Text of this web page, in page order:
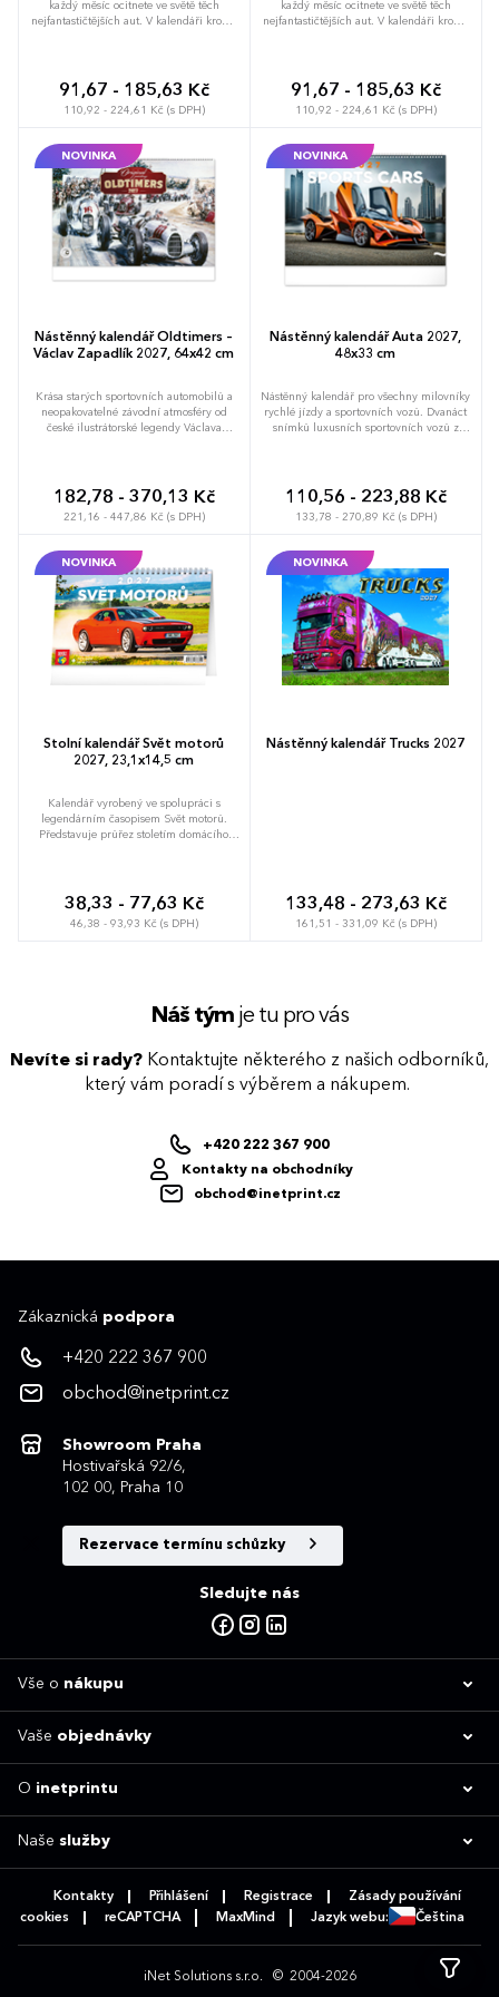
každý měsíc ocitnete ve světě těch
nejfantastičtějších aut. V kalendáři kromě
prostor pro poznámky na každý den.
91,67 - 185,63 Kč
110,92 - 224,61 Kč (s DPH)
každý měsíc ocitnete ve světě těch
nejfantastičtějších aut. V kalendáři kromě
prostor pro poznámky na každý den.
91,67 - 185,63 Kč
110,92 - 224,61 Kč (s DPH)
NOVINKA
Nástěnný kalendář Oldtimers –
Václav Zapadlík 2027, 64x42 cm
Krása starých sportovních automobilů a
neopakovatelné závodní atmosféry od
české ilustrátorské legendy Václava
182,78 - 370,13 Kč
221,16 - 447,86 Kč (s DPH)
NOVINKA
Nástěnný kalendář Auta 2027,
48x33 cm
Nástěnný kalendář pro všechny milovníky
rychlé jízdy a sportovních vozů. Dvanáct
snímků luxusních sportovních vozů z
černém pozadí.
110,56 - 223,88 Kč
133,78 - 270,89 Kč (s DPH)
NOVINKA
Stolní kalendář Svět motorů
2027, 23,1x14,5 cm
Kalendář vyrobený ve spolupráci s
legendárním časopisem Svět motorů.
Představuje průřez stoletím domácího
38,33 - 77,63 Kč
46,38 - 93,93 Kč (s DPH)
NOVINKA
Nástěnný kalendář Trucks 2027
133,48 - 273,63 Kč
161,51 - 331,09 Kč (s DPH)
Náš týmje tu pro vás
Nevíte si rady? Kontaktujte některého z našich odborníků,
který vám poradí s výběrem a nákupem.
+420 222 367 900
Kontakty na obchodníky
obchod@inetprint.cz
Zákaznická podpora
+420 222 367 900
obchod@inetprint.cz
Showroom Praha
Hostivařská 92/6,
102 00, Praha 10
Rezervace termínu schůzky
Sledujte nás
Vše o nákupu
Vaše objednávky
O inetprintu
Naše služby
Kontakty Přihlášení Registrace
Zásady používání
cookies
reCAPTCHA MaxMind Jazyk webu: Čeština
iNet Solutions s.r.o. © 2004-2026